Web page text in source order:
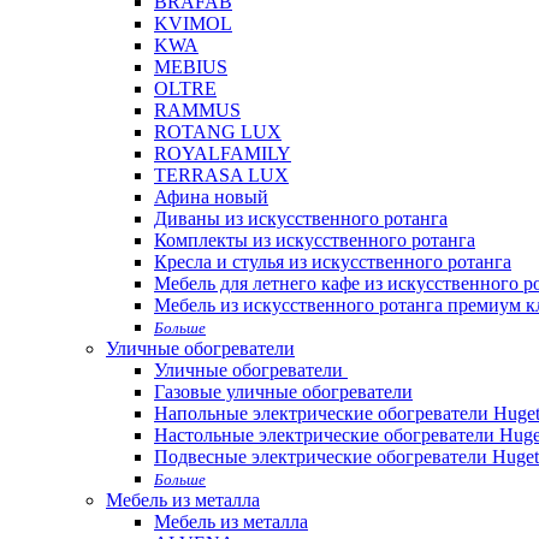
KVIMOL
KWA
MEBIUS
OLTRE
RAMMUS
ROTANG LUX
ROYALFAMILY
TERRASA LUX
Афина новый
Диваны из искусственного ротанга
Комплекты из искусственного ротанга
Кресла и стулья из искусственного ротанга
Мебель для летнего кафе из искусственного
Мебель из искусственного ротанга премиум
Больше
Уличные обогреватели
Уличные обогреватели
Газовые уличные обогреватели
Напольные электрические обогреватели
Настольные электрические обогреватели
Подвесные электрические обогреватели
Больше
Мебель из металла
Мебель из металла